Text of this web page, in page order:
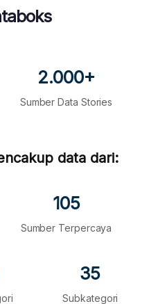
2.000+
Sumber Data Stories
data dari:
105
Sumber Terpercaya
35
Subkategori